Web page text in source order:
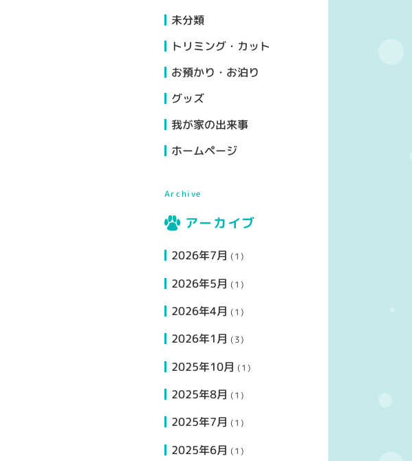
未分類
トリミング・カット
お預かり・お泊り
グッズ
我が家の出来事
ホームページ
Archive
アーカイブ
2026年7月 (1)
2026年5月 (1)
2026年4月 (1)
2026年1月 (3)
2025年10月 (1)
2025年8月 (1)
2025年7月 (1)
2025年6月 (1)